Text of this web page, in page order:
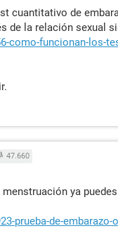
cuantitativo de
de la relación sexual
como-funcionan-los-
47.660
ya
prueba-de-embarazo-